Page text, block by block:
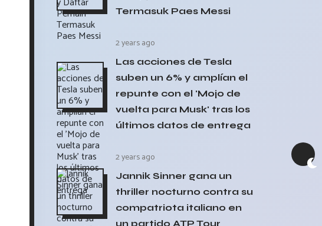
Termasuk Paes Messi
2 years ago
Las acciones de Tesla
suben un 6% y amplían el
repunte con el 'Mojo de
vuelta para Musk' tras los
últimos datos de entrega
2 years ago
Jannik Sinner gana un
thriller nocturno contra su
compatriota italiano en
un partido ATP Tour